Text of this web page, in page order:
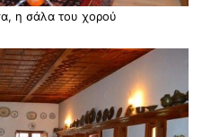
η σάλα του χορού